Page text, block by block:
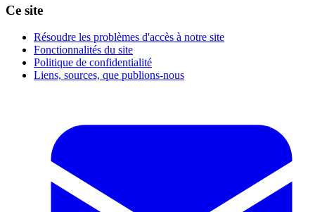
Ce site
Résoudre les problèmes d'accès à notre site
Fonctionnalités du site
Politique de confidentialité
Liens, sources, que publions-nous